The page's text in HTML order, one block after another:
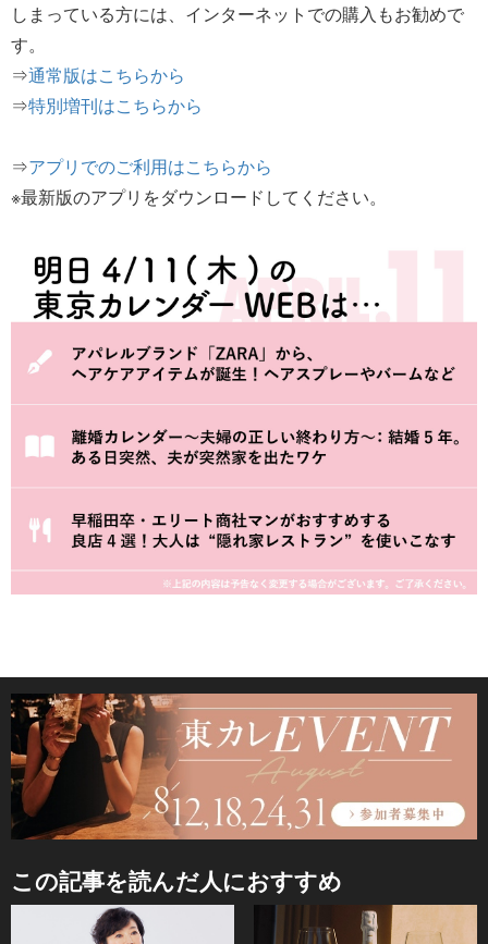
しまっている方には、インターネットでの購入もお勧めで
す。
⇒通常版はこちらから
⇒特別増刊はこちらから
⇒アプリでのご利用はこちらから
※最新版のアプリをダウンロードしてください。
この記事を読んだ人におすすめ